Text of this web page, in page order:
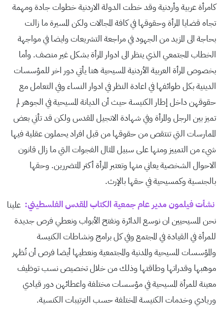
كامرأة عربية وأردنية وقد خطت الدولة الاردنية خطوات جادة ومهمة
تجاه قضايا المرأة وحقوقها في كافة المجالات ولكن المسيرة ما زالت
بحاجة الى المزيد من الجهود في مراجعة التشريعات وايضا في مواجهة
الخطاب المجتمعي الذي ينظر الى ادوار المرأة بشكل غير منصف. وأما
بخصوص المرأة العربية الأردنية المسيحية هنا يأتي دور اخر للمؤسسات
الدينية بكل طوائفها في اعادة النظر في ادوار النساء وفي التعامل مع
حقوقهن داخل إطار الكنيسة حيث أن الديانة المسيحية في الجوهر لم
تميز بين الرجل والمرأة وفي شهادة الانجيل المقدس ولكن قد تأتي بعض
الممارسات التي تنتقص من حقوقها من قبل افراد يحملون عقلية فيها
شيء من التمييز ومنها على سبيل المثال الفجوات التي ما زال قانون
الاحوال الشخصية يعاني منها وتعتبر المرأة أكثر المتضررين. وحقها
بالجنسية وكمسيحية في حقها بالإرث.
نشأت فيلمون مدير عام جمعية الكتاب المقدس الفلسطيني: علينا
نحن المسيحيين ان نوسع الدائرة ونفتح الأبواب ونعطي فرص جديدة
للمرأة في القيادة في المجتمع وفي كل برامج ونشاطات الكنيسة
والمؤسسات المسيحية والمدنية والمجتمعية ونعطيها أيضا فرص أن تُظهر
موهبها وقدراتها وطاقتها وذلك من خلال تخصيص نسب توظيف
معينة للمرأة المسيحية في مؤسسات مختلفة واعطائهن دور قيادي
وريادي وخدمات الكنيسة المختلفة حسب الترتيبات الكنسية.